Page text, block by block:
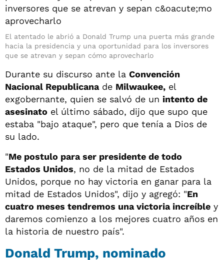
El atentado le abrió a Donald Trump una puerta más grande
hacia la presidencia y una oportunidad para los inversores
que se atrevan y sepan cómo aprovecharlo
Durante su discurso ante la Convención
Nacional Republicanade Milwaukee, el
exgobernante, quien se salvó de un intento de
asesinato el último sábado, dijo que supo que
estaba "bajo ataque", pero que tenía a Dios de
su lado.
"Me postulo para ser presidente de todo
Estados Unidos, no de la mitad de Estados
Unidos, porque no hay victoria en ganar para la
mitad de Estados Unidos", dijo y agregó: "En
cuatro meses tendremos una victoria increíble y
daremos comienzo a los mejores cuatro años en
la historia de nuestro país".
Donald Trump, nominado